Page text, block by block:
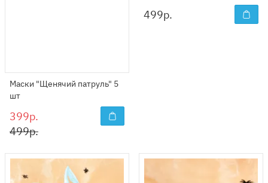
Маски "Щенячий патруль" 5
шт
399р.
499р.
499р.